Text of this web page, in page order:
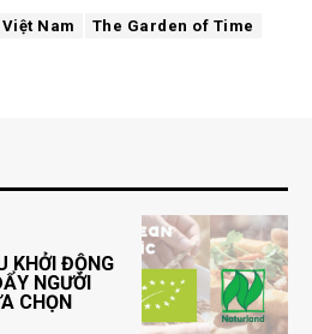
Nam The Garden of Time
KHỞI ĐỘNG
NGƯỜI
CHỌN